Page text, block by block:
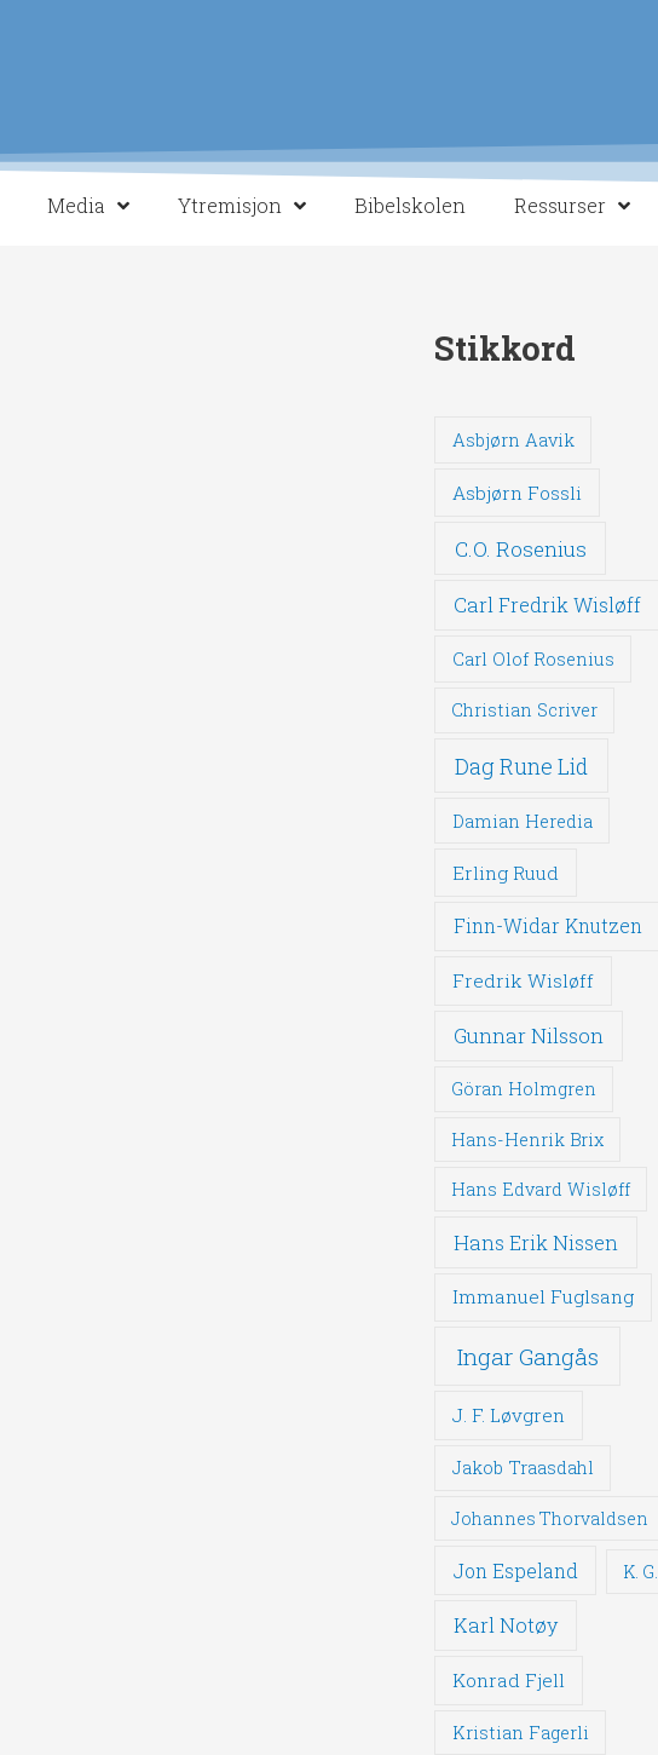
Media Ytremisjon Bibelskolen Ressurser
Stikkord
Asbjørn Aavik
Asbjørn Fossli
C.O. Rosenius
Carl Fredrik Wisløff
Carl Olof Rosenius
Christian Scriver
Dag Rune Lid
Damian Heredia
Erling Ruud
Finn-Widar Knutzen
Fredrik Wisløff
Gunnar Nilsson
Göran Holmgren
Hans-Henrik Brix
Hans Edvard Wisløff
Hans Erik Nissen
Immanuel Fuglsang
Ingar Gangås
J. F. Løvgren
Jakob Traasdahl
Johannes Thorvaldsen
Jon Espeland K. G.
Karl Notøy
Konrad Fjell
Kristian Fagerli